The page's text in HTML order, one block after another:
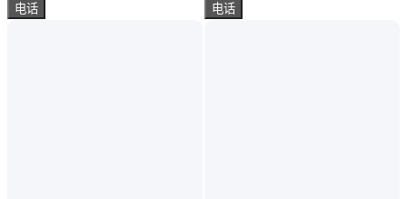
电话
电话